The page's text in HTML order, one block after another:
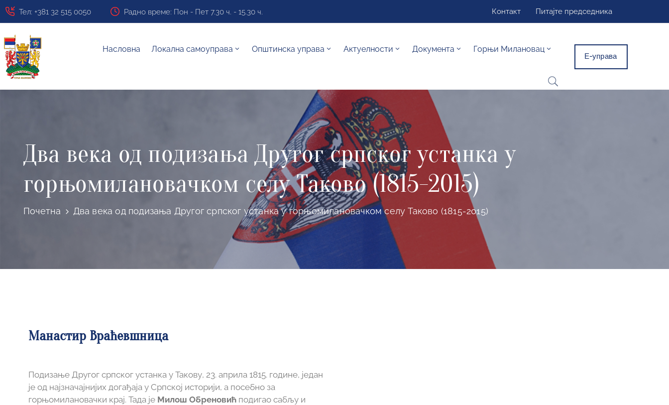
Тел: +381 32 515 0050 Радно време: Пон - Пет 7.30 ч. - 15.30 ч. Контакт Питајте председника
Насловна Локална самоуправа Општинска управа Актуелности Документа Горњи Милановац
Е-управа
Два века од подизања Другог српског устанка у
горњомилановачком селу Таково (1815-2015)
Почетна Два века од подизања Другог српског устанка у горњомилановачком селу Таково (1815-2015)
Манастир Враћевшница
Подизање Другог српског устанка у Такову, 23. априла 1815. године, један
је од најзначајнијих догађаја у Српској историји, а посебно за
горњомилановачки крај. Тада је Милош Обреновић подигао сабљу и